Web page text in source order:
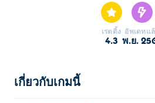
เรตติ้ง
4.3
อัพเดทแ
พ.ย.
เกี่ยวกับเกมนี้